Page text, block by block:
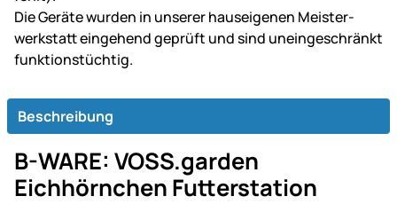
Die Geräte wurden in unserer haus­ei­ge­nen Mei­ster­
werk­statt ein­gehend ge­prüft und sind un­ein­ge­schränkt
funk­tions­tüch­tig.
Beschreibung
B-WARE: VOSS.garden
Eichhörnchen Futterstation